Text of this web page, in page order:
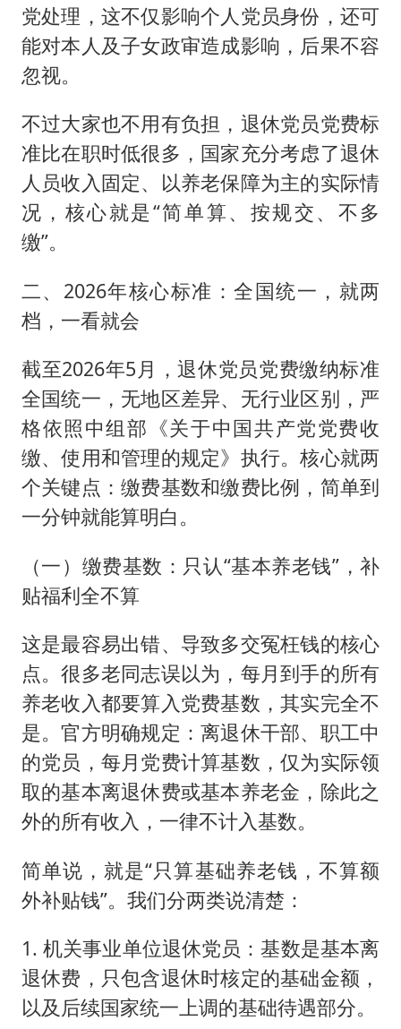
党处理，这不仅影响个人党员身份，还可
能对本人及子女政审造成影响，后果不容
忽视。
不过大家也不用有负担，退休党员党费标
准比在职时低很多，国家充分考虑了退休
人员收入固定、以养老保障为主的实际情
况，核心就是“简单算、按规交、不多
缴”。
二、2026年核心标准：全国统一，就两
档，一看就会
截至2026年5月，退休党员党费缴纳标准
全国统一，无地区差异、无行业区别，严
格依照中组部《关于中国共产党党费收
缴、使用和管理的规定》执行。核心就两
个关键点：缴费基数和缴费比例，简单到
一分钟就能算明白。
（一）缴费基数：只认“基本养老钱”，补
贴福利全不算
这是最容易出错、导致多交冤枉钱的核心
点。很多老同志误以为，每月到手的所有
养老收入都要算入党费基数，其实完全不
是。官方明确规定：离退休干部、职工中
的党员，每月党费计算基数，仅为实际领
取的基本离退休费或基本养老金，除此之
外的所有收入，一律不计入基数。
简单说，就是“只算基础养老钱，不算额
外补贴钱”。我们分两类说清楚：
1. 机关事业单位退休党员：基数是基本离
退休费，只包含退休时核定的基础金额，
以及后续国家统一上调的基础待遇部分。